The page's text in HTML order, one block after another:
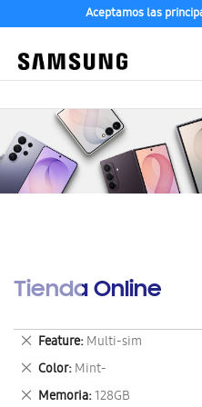
Aceptamos las
Tienda Online
Feature Multi-sim
Eliminar
este
artículo
Color Mint-
Eliminar
este
Memoria 128GB
Eliminar